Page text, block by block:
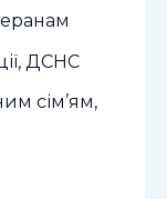
ДСНС
сім’ям,